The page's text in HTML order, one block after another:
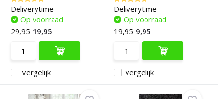
Deliverytime
Vergelijk
Op voorraad
29,95 19,95
Deliverytime
Vergelijk
Op voorraad
19,95 9,95